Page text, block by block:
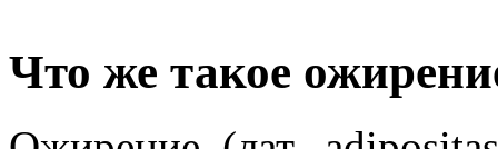
Что же такое